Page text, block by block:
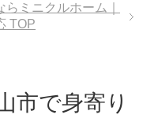
ミニクルホーム｜
TOP
市で身寄り